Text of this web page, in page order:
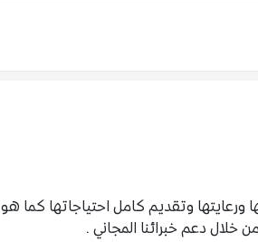
ورعايتها وتقديم كامل احتياجاتها كما هو
دعم خبرائنا المجاني .